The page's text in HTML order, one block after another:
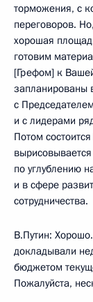
торможения, с
переговоров.
хорошая
готовим
[Грефом] к
запланированы
с
и с лидерами
Потом
по углублению
и в сфере
сотрудничества.
В.Путин:
докладывали
бюджетом
Пожалуйста,